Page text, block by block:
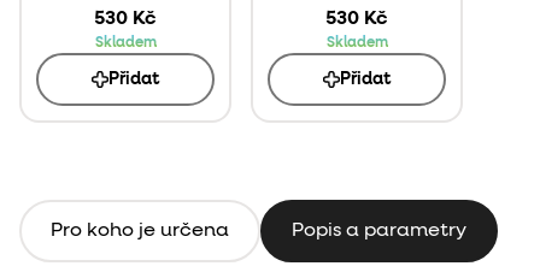
530 Kč
Skladem
Přidat
530 Kč
Skladem
Přidat
Pro koho je určena Popis a parametry